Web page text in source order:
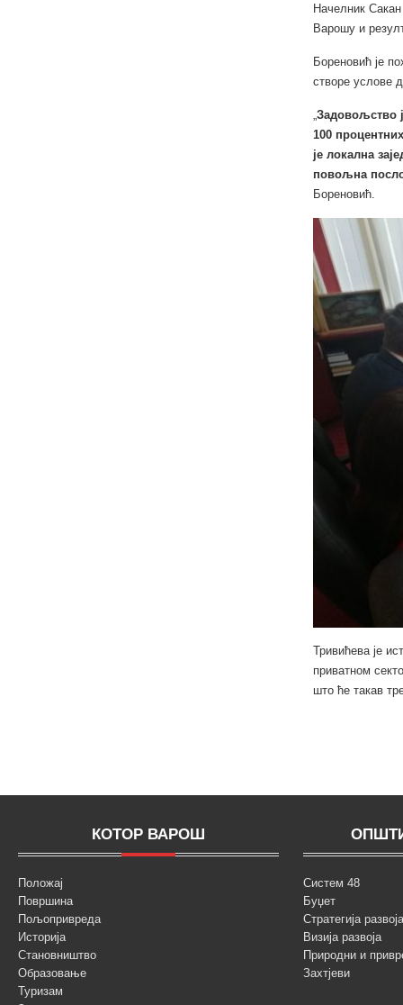
Начелник
Варошу и
Бореновић је
створе услове
Задовољство
100
је локална
повољна
Бореновић.
Тривићева је
приватном
што ће такав
КОТОР ВАРОШ
Положај
Површина
Пољопривреда
Историја
Становништво
Образовање
Туризам
Систем 48
Буџет
Стратегија
Визија развоја
Природни и
Захтјеви